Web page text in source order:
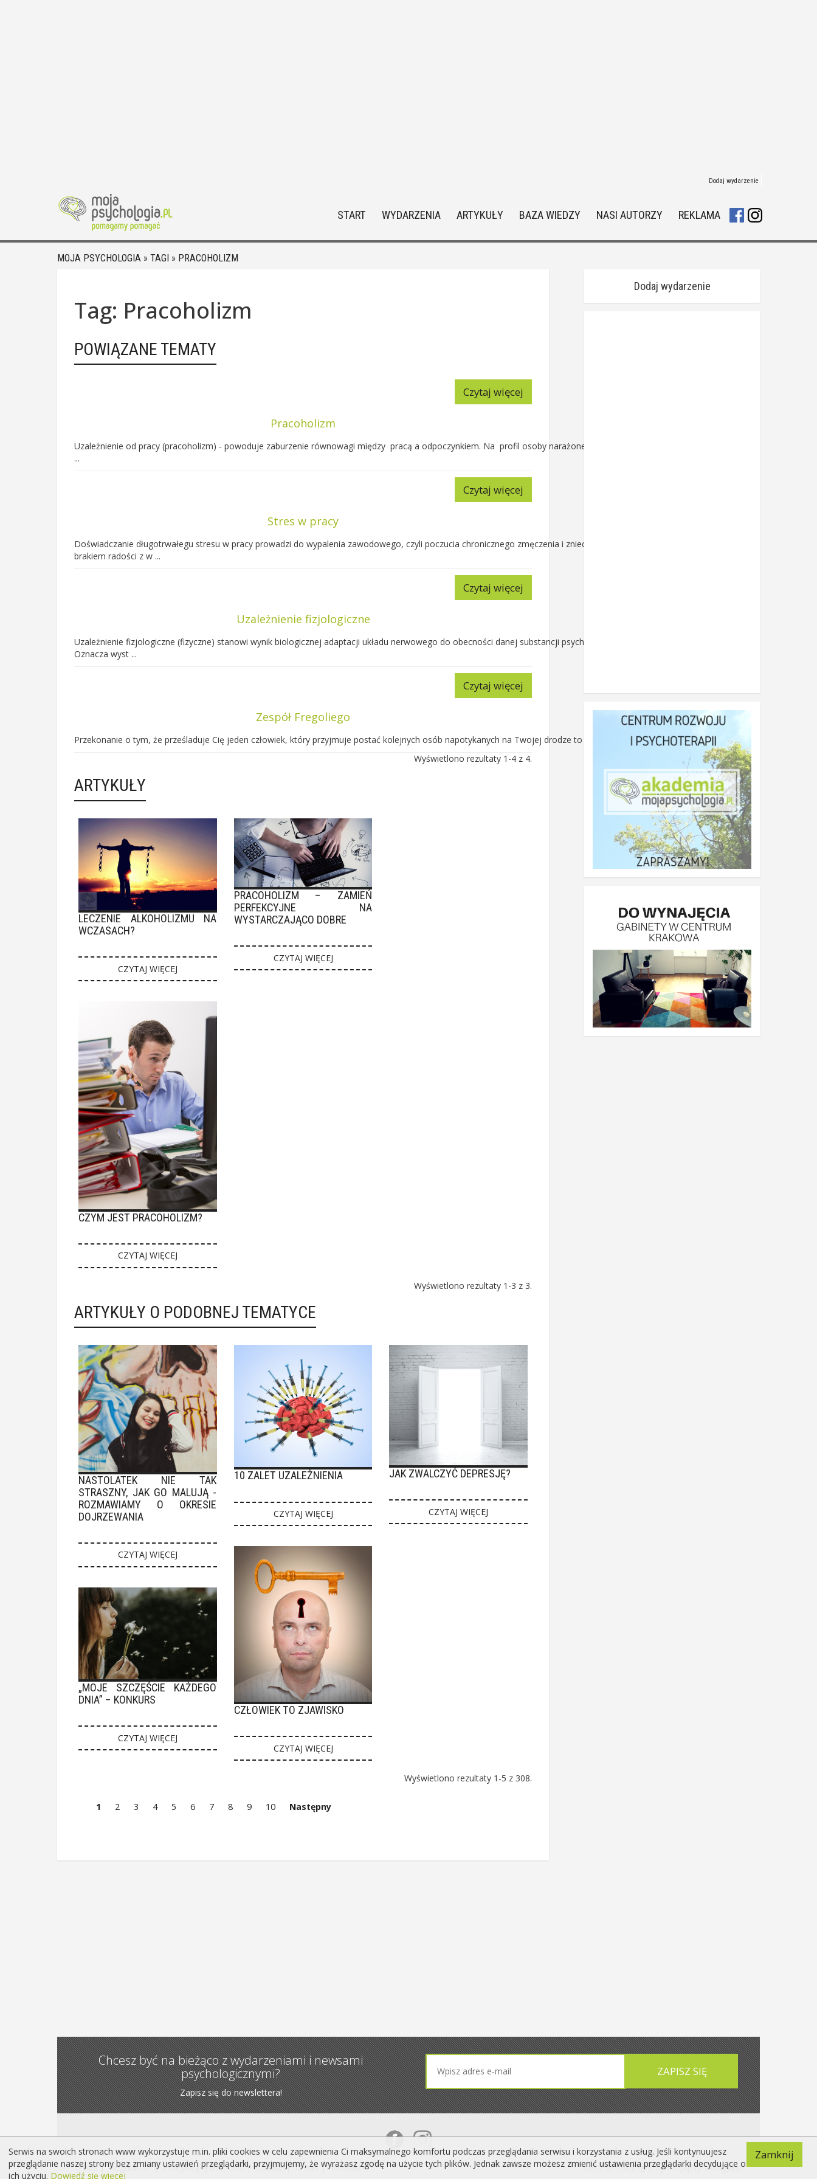
Dodaj wydarzenie
START WYDARZENIA ARTYKUŁY BAZA WIEDZY NASI AUTORZY REKLAMA
MOJA PSYCHOLOGIA » TAGI » PRACOHOLIZM
Tag: Pracoholizm
POWIĄZANE TEMATY
Czytaj więcej
Pracoholizm
Uzależnienie od pracy (pracoholizm) - powoduje zaburzenie równowagi między pracą a odpoczynkiem. Na profil osoby narażonej składają
...
Czytaj więcej
Stres w pracy
Doświadczanie długotrwałegu stresu w pracy prowadzi do wypalenia zawodowego, czyli poczucia chronicznego zmęczenia i zniechęcenia,
brakiem radości z w ...
Czytaj więcej
Uzależnienie fizjologiczne
Uzależnienie fizjologiczne (fizyczne) stanowi wynik biologicznej adaptacji układu nerwowego do obecności danej substancji psychoaktywnej.
Oznacza wyst ...
Czytaj więcej
Zespół Fregoliego
Przekonanie o tym, że prześladuje Cię jeden człowiek, który przyjmuje postać kolejnych osób napotykanych na Twojej drodze to głów ...
Wyświetlono rezultaty 1-4 z 4.
ARTYKUŁY
LECZENIE ALKOHOLIZMU NA
WCZASACH?
CZYTAJ WIĘCEJ
CZYM JEST PRACOHOLIZM?
CZYTAJ WIĘCEJ
PRACOHOLIZM – ZAMIEŃ
PERFEKCYJNE NA
WYSTARCZAJĄCO DOBRE
CZYTAJ WIĘCEJ
Wyświetlono rezultaty 1-3 z 3.
ARTYKUŁY O PODOBNEJ TEMATYCE
NASTOLATEK NIE TAK
STRASZNY, JAK GO MALUJĄ -
ROZMAWIAMY O OKRESIE
DOJRZEWANIA
CZYTAJ WIĘCEJ
„MOJE SZCZĘŚCIE KAŻDEGO
DNIA” – KONKURS
CZYTAJ WIĘCEJ
10 ZALET UZALEŻNIENIA
CZYTAJ WIĘCEJ
CZŁOWIEK TO ZJAWISKO
CZYTAJ WIĘCEJ
JAK ZWALCZYĆ DEPRESJĘ?
CZYTAJ WIĘCEJ
Wyświetlono rezultaty 1-5 z 308.
1 2 3 4 5 6 7 8 9 10 Następny
Dodaj wydarzenie
Chcesz być na bieżąco z wydarzeniami i newsami
psychologicznymi?
Zapisz się do newslettera!
2026 © Copyright by mojapsychologia.pl
O nas | Regulamin | Polityka prywatności | Cookie | O nas | Kontakt
Serwis na swoich stronach www wykorzystuje m.in. pliki cookies w celu zapewnienia Ci maksymalnego komfortu podczas przeglądania serwisu i korzystania z usług. Jeśli kontynuujesz
przeglądanie naszej strony bez zmiany ustawień przeglądarki, przyjmujemy, że wyrażasz zgodę na użycie tych plików. Jednak zawsze możesz zmienić ustawienia przeglądarki decydujące o
ich użyciu. Dowiedź się więcej
Zamknij